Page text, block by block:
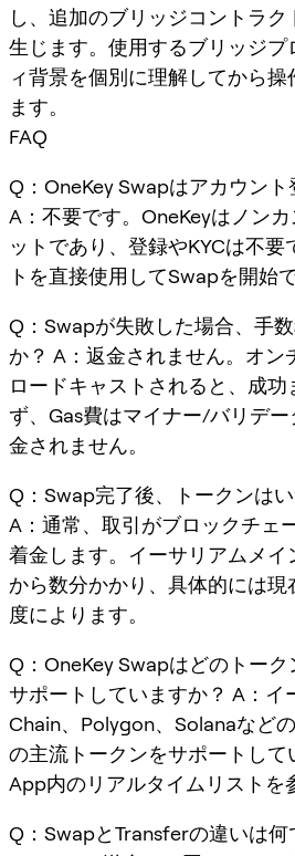
し、追加のブリッジコントラ
生じます。使用するブリッジ
ィ背景を個別に理解してから
ます。
FAQ
Q：OneKey Swapはアカウント
A：不要です。OneKeyはノン
ットであり、登録やKYCは不
トを直接使用してSwapを開始
Q：Swapが失敗した場合、手
か？ A：返金されません。オン
ロードキャストされると、成
ず、Gas費はマイナー/バリデ
金されません。
Q：Swap完了後、トークンは
A：通常、取引がブロックチェ
着金します。イーサリアムメ
から数分かかり、具体的には
度によります。
Q：OneKey Swapはどのトー
サポートしていますか？ A：イ
Chain、Polygon、Solanaなど
の主流トークンをサポートして
App内のリアルタイムリストを
Q：SwapとTransferの違いは何